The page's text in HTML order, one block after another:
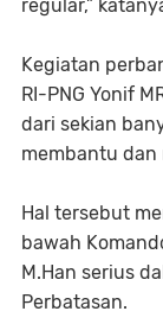
regular,”
Kegiatan
RI-PNG Yonif
dari sekian
membantu dan
Hal tersebut
bawah
M.Han serius
Perbatasan.